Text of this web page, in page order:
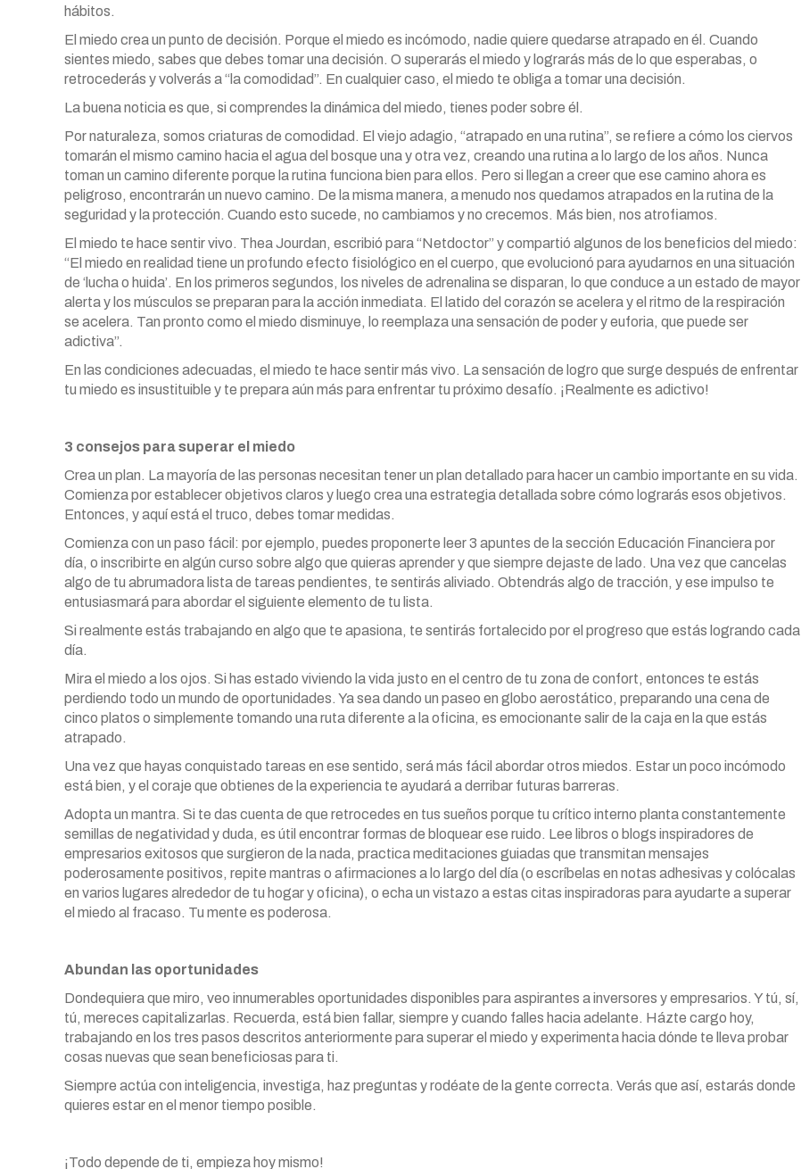
hábitos.
El miedo crea un punto de decisión. Porque el miedo es incómodo, nadie quiere quedarse atrapado en él. Cuando
sientes miedo, sabes que debes tomar una decisión. O superarás el miedo y lograrás más de lo que esperabas, o
retrocederás y volverás a “la comodidad”. En cualquier caso, el miedo te obliga a tomar una decisión.
La buena noticia es que, si comprendes la dinámica del miedo, tienes poder sobre él.
Por naturaleza, somos criaturas de comodidad. El viejo adagio, “atrapado en una rutina”, se refiere a cómo los ciervos
tomarán el mismo camino hacia el agua del bosque una y otra vez, creando una rutina a lo largo de los años. Nunca
toman un camino diferente porque la rutina funciona bien para ellos. Pero si llegan a creer que ese camino ahora es
peligroso, encontrarán un nuevo camino. De la misma manera, a menudo nos quedamos atrapados en la rutina de la
seguridad y la protección. Cuando esto sucede, no cambiamos y no crecemos. Más bien, nos atrofiamos.
El miedo te hace sentir vivo. Thea Jourdan, escribió para “Netdoctor” y compartió algunos de los beneficios del miedo:
“El miedo en realidad tiene un profundo efecto fisiológico en el cuerpo, que evolucionó para ayudarnos en una situación
de ‘lucha o huida’. En los primeros segundos, los niveles de adrenalina se disparan, lo que conduce a un estado de mayor
alerta y los músculos se preparan para la acción inmediata. El latido del corazón se acelera y el ritmo de la respiración
se acelera. Tan pronto como el miedo disminuye, lo reemplaza una sensación de poder y euforia, que puede ser
adictiva”.
En las condiciones adecuadas, el miedo te hace sentir más vivo. La sensación de logro que surge después de enfrentar
tu miedo es insustituible y te prepara aún más para enfrentar tu próximo desafío. ¡Realmente es adictivo!
3 consejos para superar el miedo
Crea un plan. La mayoría de las personas necesitan tener un plan detallado para hacer un cambio importante en su vida.
Comienza por establecer objetivos claros y luego crea una estrategia detallada sobre cómo lograrás esos objetivos.
Entonces, y aquí está el truco, debes tomar medidas.
Comienza con un paso fácil: por ejemplo, puedes proponerte leer 3 apuntes de la sección Educación Financiera por
día, o inscribirte en algún curso sobre algo que quieras aprender y que siempre dejaste de lado. Una vez que cancelas
algo de tu abrumadora lista de tareas pendientes, te sentirás aliviado. Obtendrás algo de tracción, y ese impulso te
entusiasmará para abordar el siguiente elemento de tu lista.
Si realmente estás trabajando en algo que te apasiona, te sentirás fortalecido por el progreso que estás logrando cada
día.
Mira el miedo a los ojos. Si has estado viviendo la vida justo en el centro de tu zona de confort, entonces te estás
perdiendo todo un mundo de oportunidades. Ya sea dando un paseo en globo aerostático, preparando una cena de
cinco platos o simplemente tomando una ruta diferente a la oficina, es emocionante salir de la caja en la que estás
atrapado.
Una vez que hayas conquistado tareas en ese sentido, será más fácil abordar otros miedos. Estar un poco incómodo
está bien, y el coraje que obtienes de la experiencia te ayudará a derribar futuras barreras.
Adopta un mantra. Si te das cuenta de que retrocedes en tus sueños porque tu crítico interno planta constantemente
semillas de negatividad y duda, es útil encontrar formas de bloquear ese ruido. Lee libros o blogs inspiradores de
empresarios exitosos que surgieron de la nada, practica meditaciones guiadas que transmitan mensajes
poderosamente positivos, repite mantras o afirmaciones a lo largo del día (o escríbelas en notas adhesivas y colócalas
en varios lugares alrededor de tu hogar y oficina), o echa un vistazo a estas citas inspiradoras para ayudarte a superar
el miedo al fracaso. Tu mente es poderosa.
Abundan las oportunidades
Dondequiera que miro, veo innumerables oportunidades disponibles para aspirantes a inversores y empresarios. Y tú, sí,
tú, mereces capitalizarlas. Recuerda, está bien fallar, siempre y cuando falles hacia adelante. Házte cargo hoy,
trabajando en los tres pasos descritos anteriormente para superar el miedo y experimenta hacia dónde te lleva probar
cosas nuevas que sean beneficiosas para ti.
Siempre actúa con inteligencia, investiga, haz preguntas y rodéate de la gente correcta. Verás que así, estarás donde
quieres estar en el menor tiempo posible.
¡Todo depende de ti, empieza hoy mismo!